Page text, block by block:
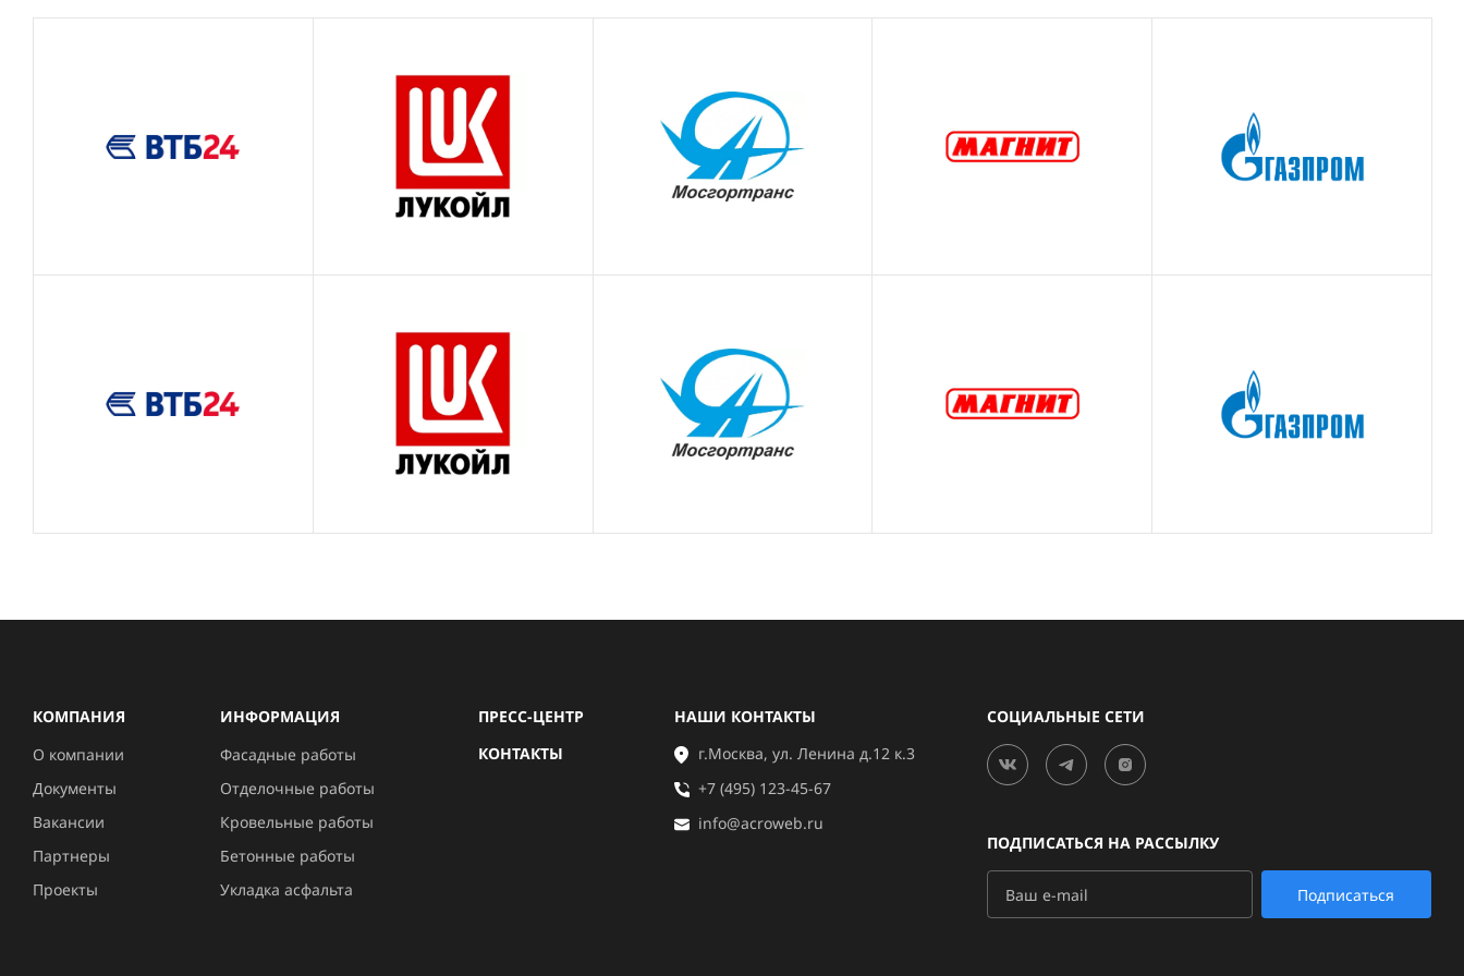
КОМПАНИЯ
О компании
Документы
Вакансии
Партнеры
Проекты
ИНФОРМАЦИЯ
Фасадные работы
Отделочные работы
Кровельные работы
Бетонные работы
Укладка асфальта
ПРЕСС-ЦЕНТР
КОНТАКТЫ
НАШИ КОНТАКТЫ
г.Москва, ул. Ленина д.12 к.3
+7 (495) 123-45-67
info@acroweb.ru
СОЦИАЛЬНЫЕ СЕТИ
ПОДПИСАТЬСЯ НА РАССЫЛКУ
Подписаться